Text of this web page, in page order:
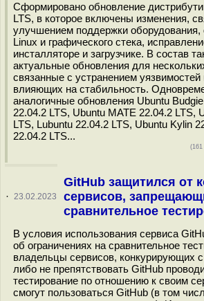
Сформировано обновление
LTS, в которое включены изменения,
улучшением поддержки
Linux и графического стека,
инсталляторе и загрузчике. В состав
актуальные обновления для
связанные с устранением
влияющих на стабильность.
аналогичные обновления Ubuntu
22.04.2 LTS, Ubuntu MATE 22.04.2 LTS,
LTS, Lubuntu 22.04.2 LTS, Ubuntu Kylin
22.04.2 LTS...
(161
· 23.02.2023
GitHub защитился от
сервисов,
сравнительное
В условия использования сервиса
об ограничениях на сравнительное
владельцы сервисов, конкурирующих
либо не препятствовать GitHub
тестирование по отношению к своим
смогут пользоваться GitHub (в том